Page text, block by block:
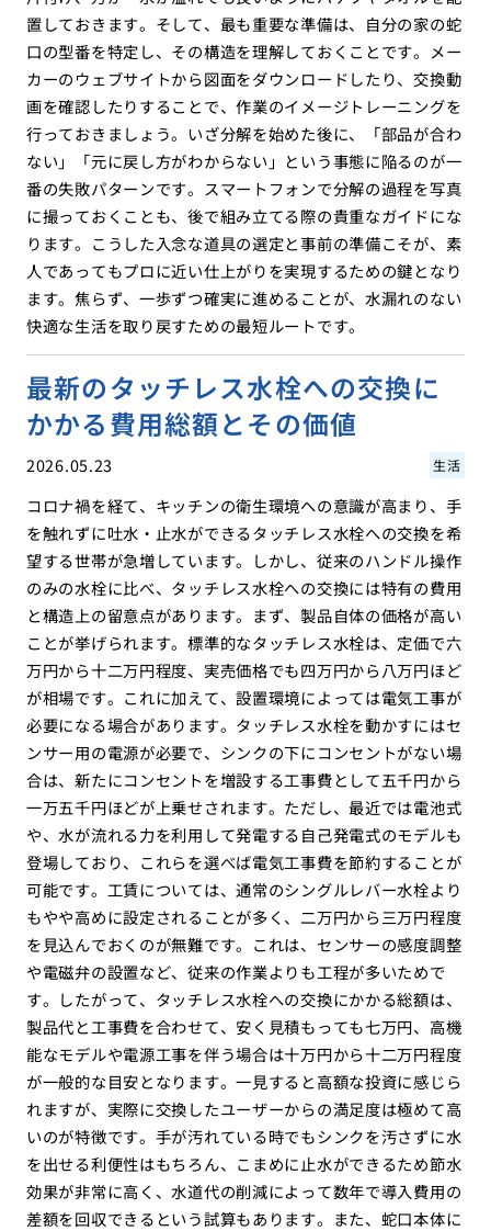
置しておきます。そして、最も重要な準備は、自分の家の蛇
口の型番を特定し、その構造を理解しておくことです。メー
カーのウェブサイトから図面をダウンロードしたり、交換動
画を確認したりすることで、作業のイメージトレーニングを
行っておきましょう。いざ分解を始めた後に、「部品が合わ
ない」「元に戻し方がわからない」という事態に陥るのが一
番の失敗パターンです。スマートフォンで分解の過程を写真
に撮っておくことも、後で組み立てる際の貴重なガイドにな
ります。こうした入念な道具の選定と事前の準備こそが、素
人であってもプロに近い仕上がりを実現するための鍵となり
ます。焦らず、一歩ずつ確実に進めることが、水漏れのない
快適な生活を取り戻すための最短ルートです。
最新のタッチレス水栓への交換に
かかる費用総額とその価値
2026.05.23 生活
コロナ禍を経て、キッチンの衛生環境への意識が高まり、手
を触れずに吐水・止水ができるタッチレス水栓への交換を希
望する世帯が急増しています。しかし、従来のハンドル操作
のみの水栓に比べ、タッチレス水栓への交換には特有の費用
と構造上の留意点があります。まず、製品自体の価格が高い
ことが挙げられます。標準的なタッチレス水栓は、定価で六
万円から十二万円程度、実売価格でも四万円から八万円ほど
が相場です。これに加えて、設置環境によっては電気工事が
必要になる場合があります。タッチレス水栓を動かすにはセ
ンサー用の電源が必要で、シンクの下にコンセントがない場
合は、新たにコンセントを増設する工事費として五千円から
一万五千円ほどが上乗せされます。ただし、最近では電池式
や、水が流れる力を利用して発電する自己発電式のモデルも
登場しており、これらを選べば電気工事費を節約することが
可能です。工賃については、通常のシングルレバー水栓より
もやや高めに設定されることが多く、二万円から三万円程度
を見込んでおくのが無難です。これは、センサーの感度調整
や電磁弁の設置など、従来の作業よりも工程が多いためで
す。したがって、タッチレス水栓への交換にかかる総額は、
製品代と工事費を合わせて、安く見積もっても七万円、高機
能なモデルや電源工事を伴う場合は十万円から十二万円程度
が一般的な目安となります。一見すると高額な投資に感じら
れますが、実際に交換したユーザーからの満足度は極めて高
いのが特徴です。手が汚れている時でもシンクを汚さずに水
を出せる利便性はもちろん、こまめに止水ができるため節水
効果が非常に高く、水道代の削減によって数年で導入費用の
差額を回収できるという試算もあります。また、蛇口本体に